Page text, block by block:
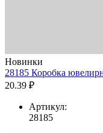
Новинки
28185 Коробка
20.39 ₽
Артикул:
28185